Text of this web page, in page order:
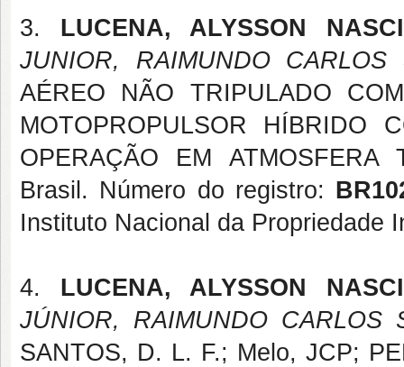
3. LUCENA, ALYSSON
JUNIOR, RAIMUNDO CARLOS
AÉREO NÃO TRIPULADO
MOTOPROPULSOR HÍBRIDO
OPERAÇÃO EM
Brasil. Número do registro:
Instituto Nacional da Propriedade
4. LUCENA, ALYSSON
JÚNIOR, RAIMUNDO CARLOS
SANTOS, D. L. F.; Melo, JCP;